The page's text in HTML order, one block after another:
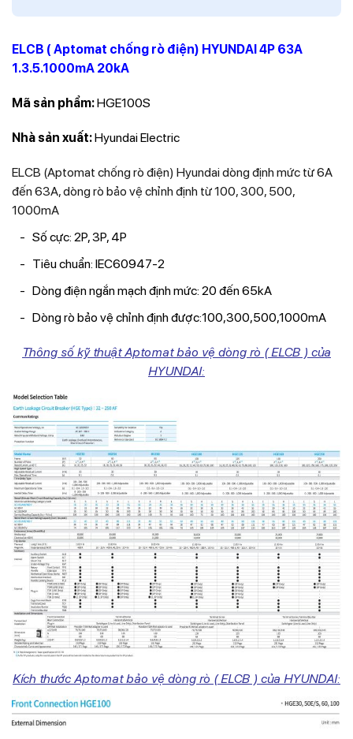
ELCB ( Aptomat chống rò điện) HYUNDAI 4P 63A
1.3.5.1000mA 20kA
Mã sản phẩm:HGE100S
Nhà sản xuất:Hyundai Electric
ELCB (Aptomat chống rò điện) Hyundai dòng định mức từ 6A
đến 63A, dòng rò bảo vệ chỉnh định từ 100, 300, 500,
1000mA
Số cực: 2P, 3P, 4P
Tiêu chuẩn: IEC60947-2
Dòng điện ngắn mạch định mức: 20 đến 65kA
Dòng rò bảo vệ chỉnh định được:100,300,500,1000mA
Thông số kỹ thuật Aptomat bảo vệ dòng rò ( ELCB ) của
HYUNDAI:
Kích thước Aptomat bảo vệ dòng rò ( ELCB ) của HYUNDAI: